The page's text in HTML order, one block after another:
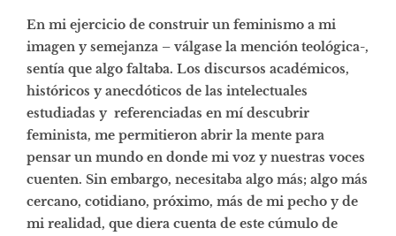
En mi ejercicio de construir un feminismo a mi
imagen y semejanza – válgase la mención teológica-,
sentía que algo faltaba. Los discursos académicos,
históricos y anecdóticos de las intelectuales
estudiadas y referenciadas en mí descubrir
feminista, me permitieron abrir la mente para
pensar un mundo en donde mi voz y nuestras voces
cuenten. Sin embargo, necesitaba algo más; algo más
cercano, cotidiano, próximo, más de mi pecho y de
mi realidad, que diera cuenta de este cúmulo de